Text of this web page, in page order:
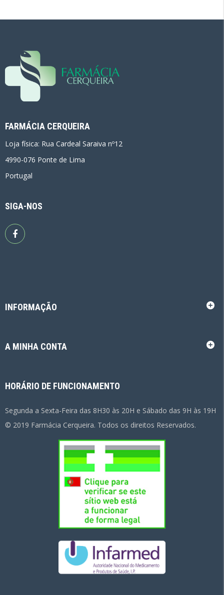
FARMÁCIA CERQUEIRA
Loja física: Rua Cardeal Saraiva nº12
4990-076 Ponte de Lima
Portugal
SIGA-NOS
INFORMAÇÃO
A MINHA CONTA
HORÁRIO DE FUNCIONAMENTO
Segunda a Sexta-Feira das 8H30 às 20H e Sábado das 9H às 19H
© 2019 Farmácia Cerqueira. Todos os direitos Reservados.